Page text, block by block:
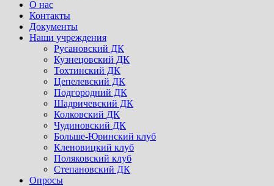
Menu
О нас
Контакты
Документы
Наши учреждения
Русановский ДК
Кузнецовский ДК
Тохтинский ДК
Цепелевский ДК
Подгородний ДК
Шадричевский ДК
Колковский ДК
Чудиновский ДК
Больше-Юринский клуб
Кленовицкий клуб
Поляковский клуб
Степановский ДК
Опросы